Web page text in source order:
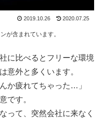
2019.10.26 2020.07.25
が含まれています。
に比べるとフリーな環境
意外と多くいます。
か疲れてちゃった…」
です。
って、突然会社に来なく